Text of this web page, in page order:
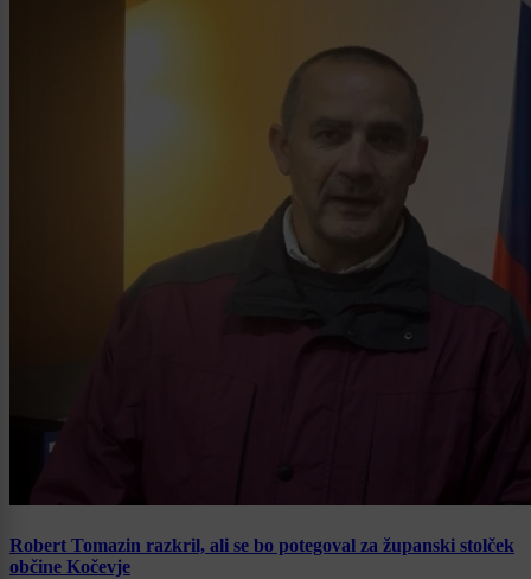
Robert Tomazin razkril, ali se bo potegoval za županski stolček
občine Kočevje